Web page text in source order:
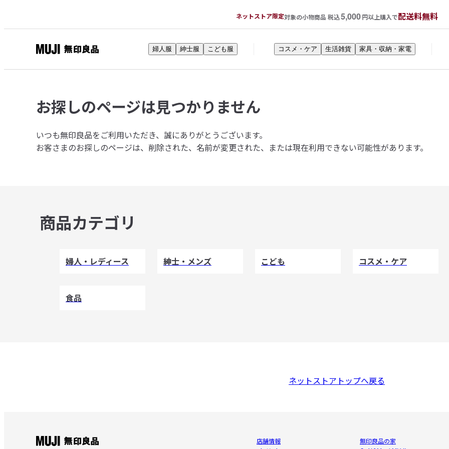
ネットストア限定対象の小物商品 税込5,000円以上購入で配送料無料
印
品
ネ
ト
ス
婦人服 紳士服 こども服 コスメ・ケア 生活雑貨 家具・収納・家電
お探しのページは見つかりません
いつも無印良品をご利用いただき、誠にありがとうございます。
お客さまのお探しのページは、削除された、名前が変更された、または現在利用できない可能性があります。
商品カテゴリ
婦人・レディース 紳士・メンズ こども コスメ・ケア
食品
ネットストアトップへ戻る
店舗情報
無印良品の家